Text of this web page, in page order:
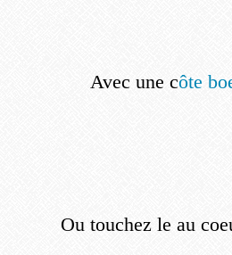
Avec une côte
Ou touchez le au